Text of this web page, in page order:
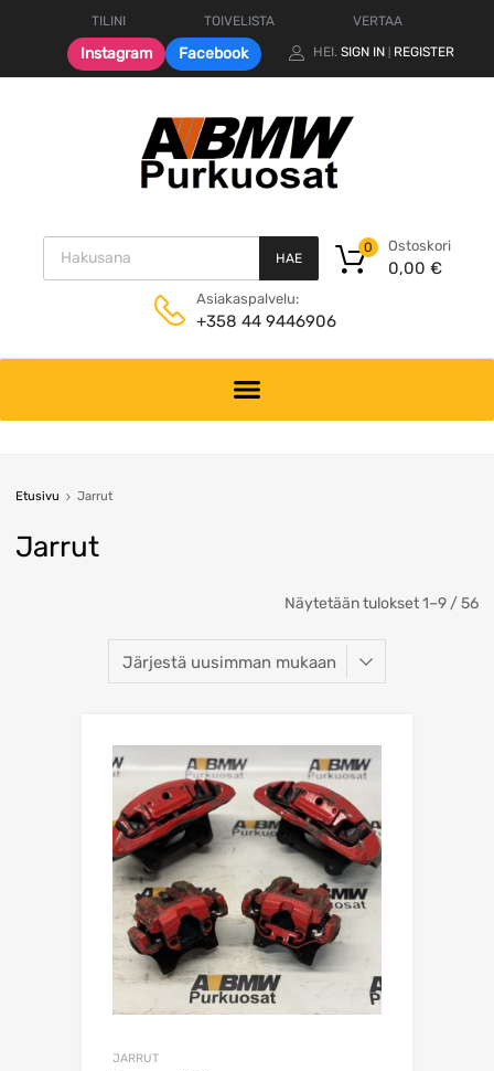
TILINI TOIVELISTA VERTAA
Instagram Facebook HEI. SIGN IN REGISTER
Products search
HAE
Ostoskori
0,00 €
0
Asiakaspalvelu:
+358 44 9446906
content
Etusivu Jarrut
Jarrut
Näytetään tulokset 1–9 / 56
JARRUT